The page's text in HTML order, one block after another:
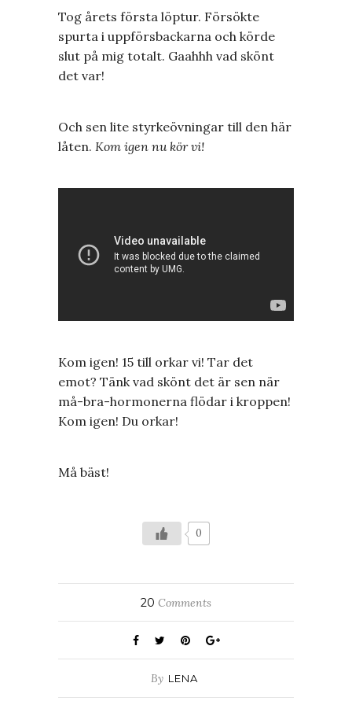
Tog årets första löptur. Försökte
spurta i uppförsbackarna och körde
slut på mig totalt. Gaahhh vad skönt
det var!
Och sen lite styrkeövningar till den här
låten. Kom igen nu kör vi!
Kom igen! 15 till orkar vi! Tar det
emot? Tänk vad skönt det är sen när
må-bra-hormonerna flödar i kroppen!
Kom igen! Du orkar!
Må bäst!
0
20 Comments
By LENA